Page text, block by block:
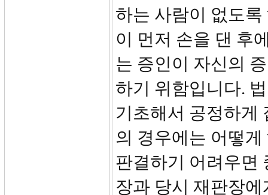
하는 사람이 없도
이 먼저 손을 댄 후
는 증인이 자신의
하기 위함입니다.
기초해서 공정하게
의 경우에는 어떻
판결하기 어려우면
장과 당시 재판장